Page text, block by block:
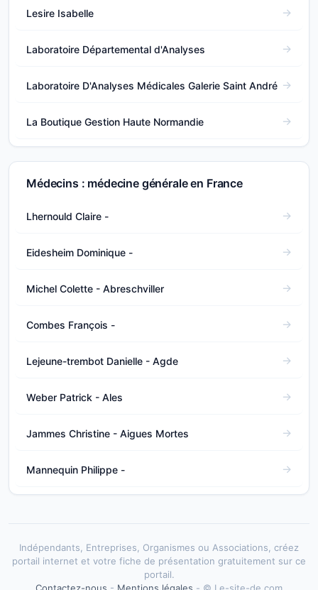
Lesire Isabelle
Laboratoire Départemental d'Analyses
Laboratoire D'Analyses Médicales Galerie Saint André
La Boutique Gestion Haute Normandie
Médecins : médecine générale en France
Lhernould Claire -
Eidesheim Dominique -
Michel Colette - Abreschviller
Combes François -
Lejeune-trembot Danielle - Agde
Weber Patrick - Ales
Jammes Christine - Aigues Mortes
Mannequin Philippe -
Indépendants, Entreprises, Organismes ou Associations, créez
portail internet et votre fiche de présentation gratuitement sur ce
portail.